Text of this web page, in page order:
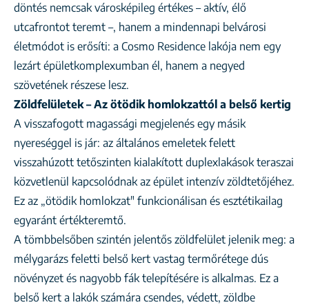
döntés nemcsak városképileg értékes – aktív, élő
utcafrontot teremt –, hanem a mindennapi belvárosi
életmódot is erősíti: a Cosmo Residence lakója nem egy
lezárt épületkomplexumban él, hanem a negyed
szövetének részese lesz.
Zöldfelületek – Az ötödik homlokzattól a belső kertig
A visszafogott magassági megjelenés egy másik
nyereséggel is jár: az általános emeletek felett
visszahúzott tetőszinten kialakított duplexlakások teraszai
közvetlenül kapcsolódnak az épület intenzív zöldtetőjéhez.
Ez az „ötödik homlokzat" funkcionálisan és esztétikailag
egyaránt értékteremtő.
A tömbbelsőben szintén jelentős zöldfelület jelenik meg: a
mélygarázs feletti belső kert vastag termőrétege dús
növényzet és nagyobb fák telepítésére is alkalmas. Ez a
belső kert a lakók számára csendes, védett, zöldbe